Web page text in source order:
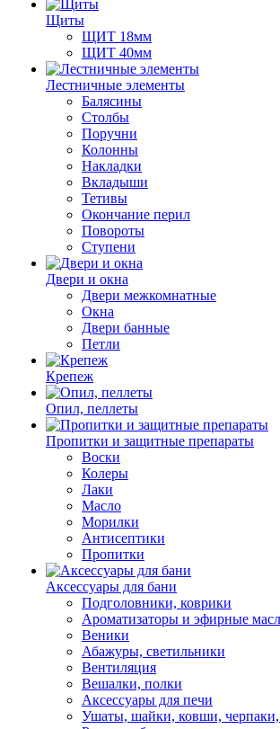
Щиты
ЩИТ 18мм
ЩИТ 40мм
Лестничные элементы
Балясины
Столбы
Поручни
Колонны
Накладки
Вкладыши
Тетивы
Окончание перил
Повороты
Ступени
Двери и окна
Двери межкомнатные
Окна
Двери банные
Петли
Крепеж
Опил, пеллеты
Пропитки и защитные препараты
Воски
Колеры
Лаки
Масло
Морилки
Антисептики
Пропитки
Аксессуары для бани
Подголовники, коврики
Ароматизаторы и эфирные
Веники
Абажуры, светильники
Вентиляция
Вешалки, полки
Аксессуары для печи
Ушаты, шайки, ковши, черпаки,